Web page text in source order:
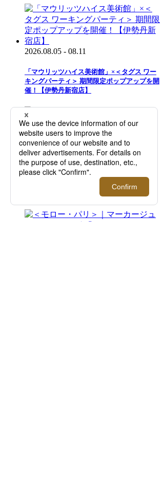
2026.08.05 - 08.11
「マウリッツハイス美術館」×＜タグス ワー
キングパーティ＞ 期間限定ポップアップを開
催！【伊勢丹新宿店】
2026.07.29 - 08.11
二面性が特徴のアイウエアブランド＜トゥー
フェイス＞｜知的で洗練された目元を演出す
る新作を先行販売！【伊勢丹新宿店】